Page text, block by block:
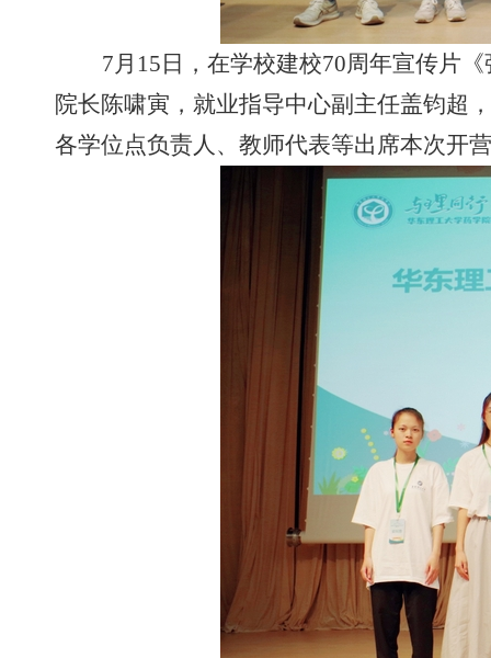
7月 15 日，在学校建校70周年宣传片
院长陈啸寅，就业指导中心副主任盖钧超
各学位点负责人、教师代表等出席本次开